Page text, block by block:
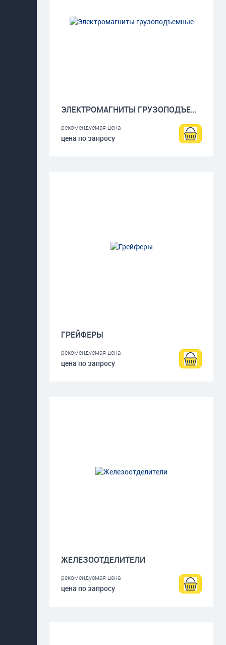
ЭЛЕКТРОМАГНИТЫ ГРУЗОПОДЪЕМНЫЕ
рекомендуемая цена
цена по запросу
ГРЕЙФЕРЫ
рекомендуемая цена
цена по запросу
ЖЕЛЕЗООТДЕЛИТЕЛИ
рекомендуемая цена
цена по запросу